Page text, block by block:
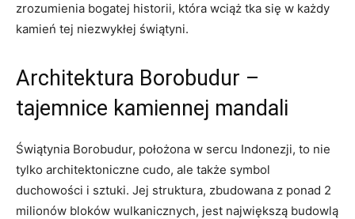
zrozumienia bogatej historii, która wciąż tka się w każdy
kamień tej niezwykłej świątyni.
Architektura Borobudur –
tajemnice kamiennej mandali
Świątynia Borobudur, położona w sercu Indonezji, to nie
tylko architektoniczne cudo, ale także symbol
duchowości i sztuki. Jej struktura, zbudowana z ponad 2
milionów bloków wulkanicznych, jest największą budowlą